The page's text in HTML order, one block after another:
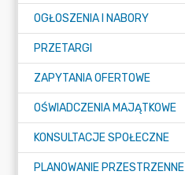
OGŁOSZENIA I NABORY
PRZETARGI
ZAPYTANIA OFERTOWE
OŚWIADCZENIA MAJĄTKOWE
KONSULTACJE SPOŁECZNE
PLANOWANIE PRZESTRZENNE